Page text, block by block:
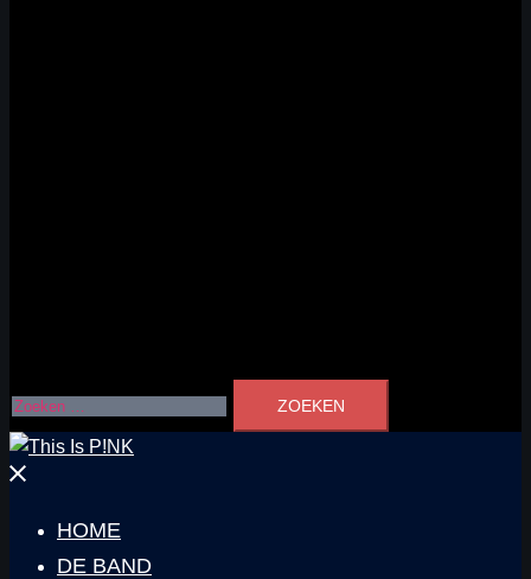
Zoeken
Menu
HOME
DE BAND